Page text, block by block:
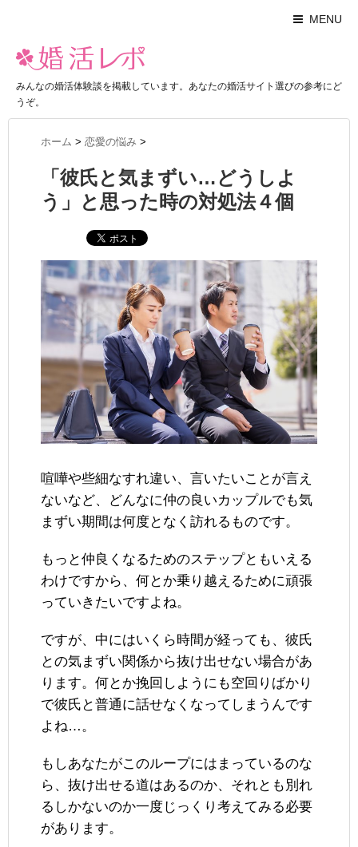
MENU
みんなの婚活体験談を掲載しています。あなたの婚活サイト選びの参考にど
うぞ。
ホーム > 恋愛の悩み >
「彼氏と気まずい…どうしよ
う」と思った時の対処法４個
喧嘩や些細なすれ違い、言いたいことが言え
ないなど、どんなに仲の良いカップルでも気
まずい期間は何度となく訪れるものです。
もっと仲良くなるためのステップともいえる
わけですから、何とか乗り越えるために頑張
っていきたいですよね。
ですが、中にはいくら時間が経っても、彼氏
との気まずい関係から抜け出せない場合があ
ります。何とか挽回しようにも空回りばかり
で彼氏と普通に話せなくなってしまうんです
よね…。
もしあなたがこのループにはまっているのな
ら、抜け出せる道はあるのか、それとも別れ
るしかないのか一度じっくり考えてみる必要
があります。